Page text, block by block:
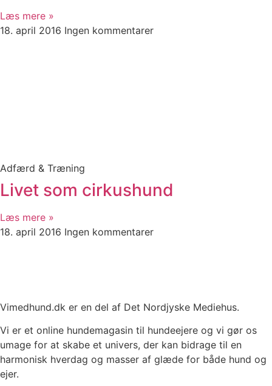
Læs mere »
18. april 2016 Ingen kommentarer
Adfærd & Træning
Livet som cirkushund
Læs mere »
18. april 2016 Ingen kommentarer
Vimedhund.dk er en del af Det Nordjyske Mediehus.
Vi er et online hundemagasin til hundeejere og vi gør os
umage for at skabe et univers, der kan bidrage til en
harmonisk hverdag og masser af glæde for både hund og
ejer.